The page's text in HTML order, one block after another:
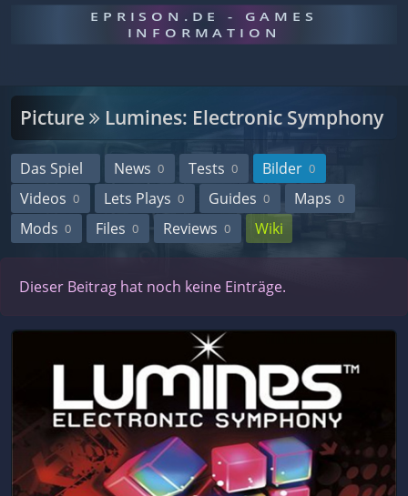
EPRISON.DE - GAMES
INFORMATION
Picture Lumines: Electronic Symphony
Das Spiel News 0 Tests 0 Bilder 0
Videos 0 Lets Plays 0 Guides 0 Maps 0
Mods 0 Files 0 Reviews 0 Wiki
Dieser Beitrag hat noch keine Einträge.